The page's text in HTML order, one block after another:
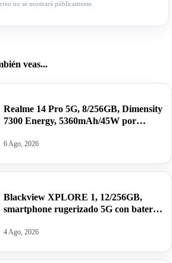
no se mostrará públicamente.
veas...
Realme 14 Pro 5G, 8/256GB, Dimensity
7300 Energy, 5360mAh/45W por
6 Ago, 2026
Blackview XPLORE 1, 12/256GB,
smartphone rugerizado 5G con batería
216,95€.
4 Ago, 2026